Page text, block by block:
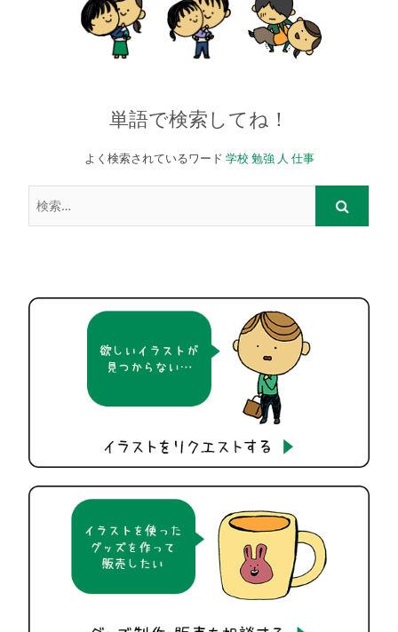
content
単語で検索してね！
よく検索されているワード 学校 勉強 人 仕事